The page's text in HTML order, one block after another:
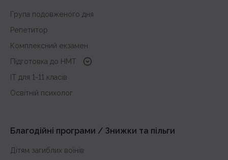
Група подовженого дня
Репетитор
Комплексний екзамен
Підготовка до HMT
з української мови
з історії України
IT для 1-11 класів
Освітній психолог
Благодійні програми / Знижки та пільги
Дітям загиблих воїнів